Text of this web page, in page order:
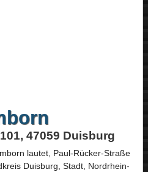
47059 Duisburg
lautet, Paul-Rücker-Straße
Duisburg, Stadt, Nordrhein-